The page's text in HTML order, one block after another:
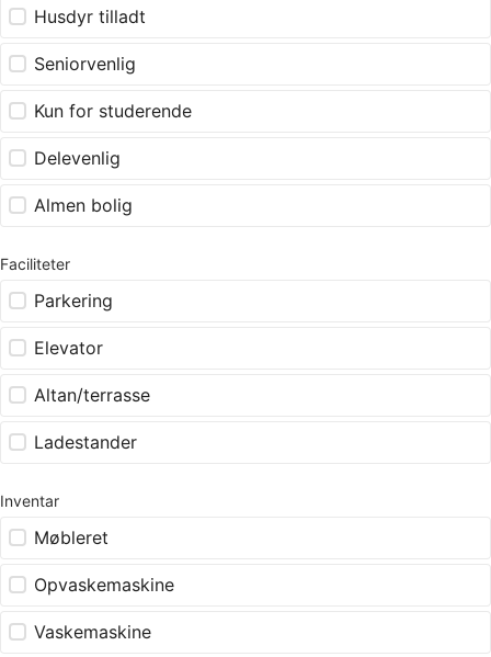
Husdyr tilladt
Seniorvenlig
Kun for studerende
Delevenlig
Almen bolig
Faciliteter
Parkering
Elevator
Altan/terrasse
Ladestander
Inventar
Møbleret
Opvaskemaskine
Vaskemaskine